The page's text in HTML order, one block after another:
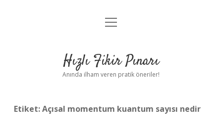
Anasayfa
Yasal Uyarı
menüyü
Hızlı Fikir Pınarı
Anında ilham veren pratik öneriler!
Etiket:Açısal momentum kuantum sayısı nedir